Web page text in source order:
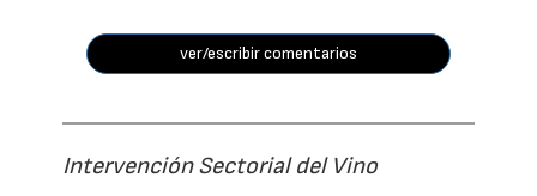
ver/escribir comentarios
Intervención Sectorial del Vino